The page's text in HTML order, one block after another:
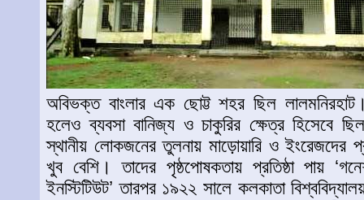
অবিভক্ত বাংলার এক ছোট্ট শহর ছিল
হলেও ব্যবসা বানিজ্য ও চাকুরির ক্ষেত্র হিসেবে
স্থানীয় লোকজনের তুলনায় মাড়োয়ারি ও ইংরেজদের
খুব বেশি। তাদের পৃষ্ঠপোষকতায় প্রতিষ্ঠা পায়
ইনস্টিটিউট’ তারপর ১৯২২ সালে কলকাতা